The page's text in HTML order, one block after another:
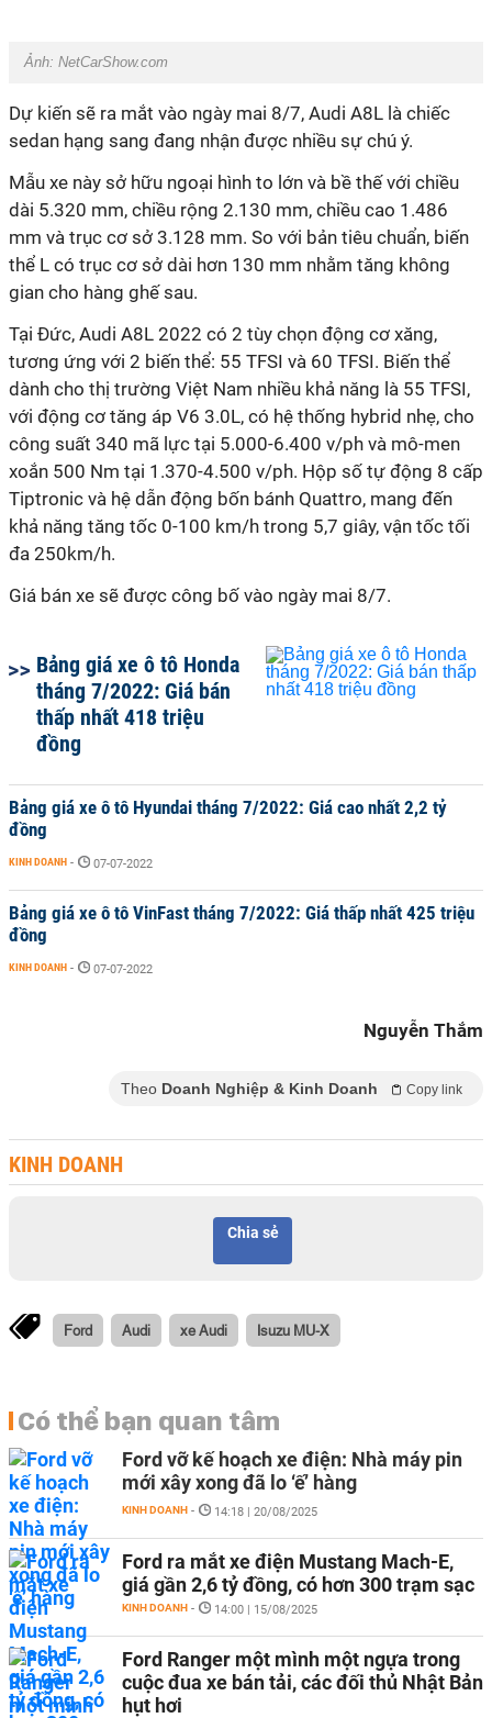
Ảnh: NetCarShow.com
Dự kiến sẽ ra mắt vào ngày mai 8/7, Audi A8L là chiếc
sedan hạng sang đang nhận được nhiều sự chú ý.
Mẫu xe này sở hữu ngoại hình to lớn và bề thế với chiều
dài 5.320 mm, chiều rộng 2.130 mm, chiều cao 1.486
mm và trục cơ sở 3.128 mm. So với bản tiêu chuẩn, biến
thể L có trục cơ sở dài hơn 130 mm nhằm tăng không
gian cho hàng ghế sau.
Tại Đức, Audi A8L 2022 có 2 tùy chọn động cơ xăng,
tương ứng với 2 biến thể: 55 TFSI và 60 TFSI. Biến thể
dành cho thị trường Việt Nam nhiều khả năng là 55 TFSI,
với động cơ tăng áp V6 3.0L, có hệ thống hybrid nhẹ, cho
công suất 340 mã lực tại 5.000-6.400 v/ph và mô-men
xoắn 500 Nm tại 1.370-4.500 v/ph. Hộp số tự động 8 cấp
Tiptronic và hệ dẫn động bốn bánh Quattro, mang đến
khả năng tăng tốc 0-100 km/h trong 5,7 giây, vận tốc tối
đa 250km/h.
Giá bán xe sẽ được công bố vào ngày mai 8/7.
Bảng giá xe ô tô Honda
tháng 7/2022: Giá bán
thấp nhất 418 triệu
đồng
Bảng giá xe ô tô Hyundai tháng 7/2022: Giá cao nhất 2,2 tỷ
đồng
KINH DOANH - 07-07-2022
Bảng giá xe ô tô VinFast tháng 7/2022: Giá thấp nhất 425 triệu
đồng
KINH DOANH - 07-07-2022
Nguyễn Thắm
Theo Doanh Nghiệp & Kinh Doanh Copy link
KINH DOANH
Chia sẻ
Ford Audi xe Audi Isuzu MU-X
Có thể bạn quan tâm
Ford vỡ kế hoạch xe điện: Nhà máy pin
mới xây xong đã lo ‘ế’ hàng
KINH DOANH - 14:18 | 20/08/2025
Ford ra mắt xe điện Mustang Mach-E,
giá gần 2,6 tỷ đồng, có hơn 300 trạm sạc
KINH DOANH - 14:00 | 15/08/2025
Ford Ranger một mình một ngựa trong
cuộc đua xe bán tải, các đối thủ Nhật Bản
hụt hơi